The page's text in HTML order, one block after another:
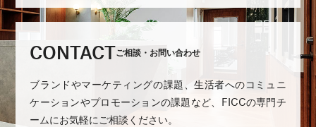
CONTACTご相談・お問い合わせ
ブランドやマーケティングの課題、生活者へのコミュニ
ケーションやプロモーションの課題など、FICCの専門チ
ームにお気軽にご相談ください。